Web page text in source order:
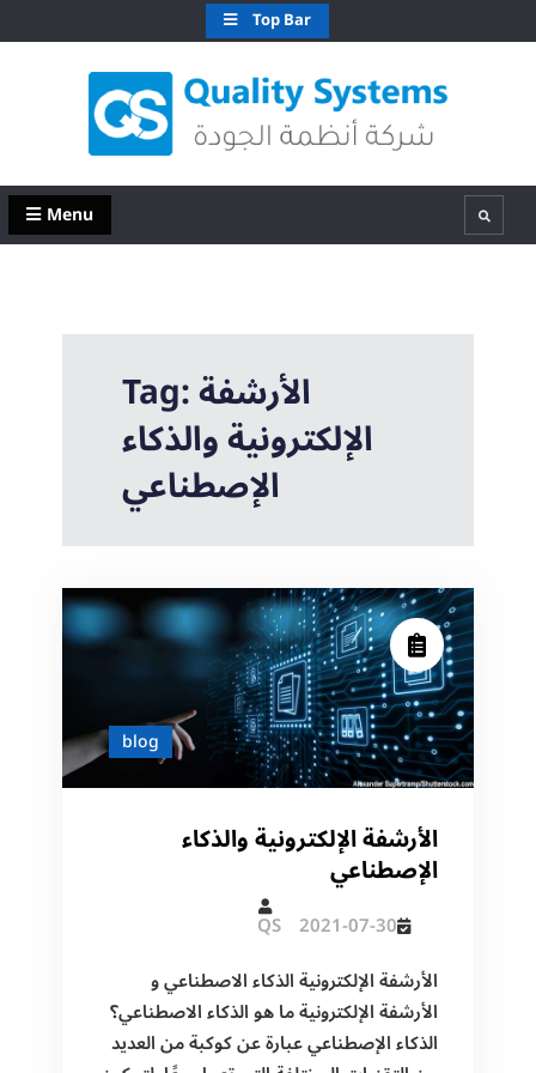
to
Top Bar
QS Kuwait شركة انظمة الجودة – الكويتQuality Systems W.L.L
Menu Search
Tag:الأرشفة
الإلكترونية والذكاء
الإصطناعي
blog
الأرشفة الإلكترونية والذكاء
الإصطناعي
2021-07-30
QS
الأرشفة الإلكترونية الذكاء الاصطناعي و
الأرشفة الإلكترونية ما هو الذكاء الاصطناعي؟
الذكاء الإصطناعي عبارة عن كوكبة من العديد